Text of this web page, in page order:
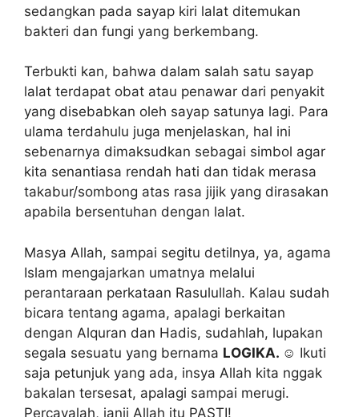
sedangkan pada sayap kiri lalat ditemukan
bakteri dan fungi yang berkembang.
Terbukti kan, bahwa dalam salah satu sayap
lalat terdapat obat atau penawar dari penyakit
yang disebabkan oleh sayap satunya lagi. Para
ulama terdahulu juga menjelaskan, hal ini
sebenarnya dimaksudkan sebagai simbol agar
kita senantiasa rendah hati dan tidak merasa
takabur/sombong atas rasa jijik yang dirasakan
apabila bersentuhan dengan lalat.
Masya Allah, sampai segitu detilnya, ya, agama
Islam mengajarkan umatnya melalui
perantaraan perkataan Rasulullah. Kalau sudah
bicara tentang agama, apalagi berkaitan
dengan Alquran dan Hadis, sudahlah, lupakan
segala sesuatu yang bernama LOGIKA. ☺ Ikuti
saja petunjuk yang ada, insya Allah kita nggak
bakalan tersesat, apalagi sampai merugi.
Percayalah, janji Allah itu PASTI!